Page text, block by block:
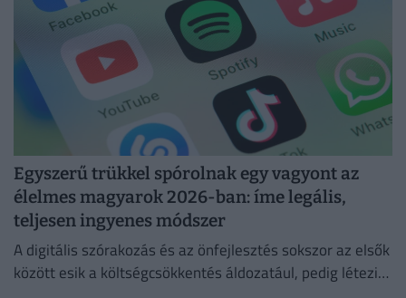
Egyszerű trükkel spórolnak egy vagyont az
élelmes magyarok 2026-ban: íme legális,
teljesen ingyenes módszer
A digitális szórakozás és az önfejlesztés sokszor az elsők
között esik a költségcsökkentés áldozatául, pedig létezik